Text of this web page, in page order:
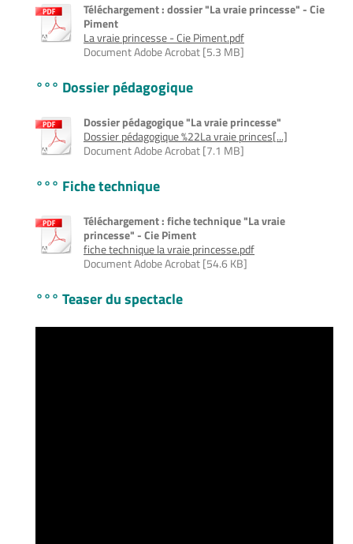
Téléchargement : dossier "La vraie princesse" - Cie
Piment
La vraie princesse - Cie Piment.pdf
Document Adobe Acrobat [5.3 MB]
°°° Dossier pédagogique
Dossier pédagogique "La vraie princesse"
Dossier pédagogique %22La vraie princes[...]
Document Adobe Acrobat [7.1 MB]
°°° Fiche technique
Téléchargement : fiche technique "La vraie
princesse" - Cie Piment
fiche technique la vraie princesse.pdf
Document Adobe Acrobat [54.6 KB]
°°° Teaser du spectacle